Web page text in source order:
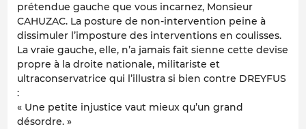
prétendue gauche que vous incarnez, Monsieur
CAHUZAC. La posture de non-intervention peine à
dissimuler l’imposture des interventions en coulisses.
La vraie gauche, elle, n’a jamais fait sienne cette devise
propre à la droite nationale, militariste et
ultraconservatrice qui l’illustra si bien contre DREYFUS
:
« Une petite injustice vaut mieux qu’un grand
désordre. »